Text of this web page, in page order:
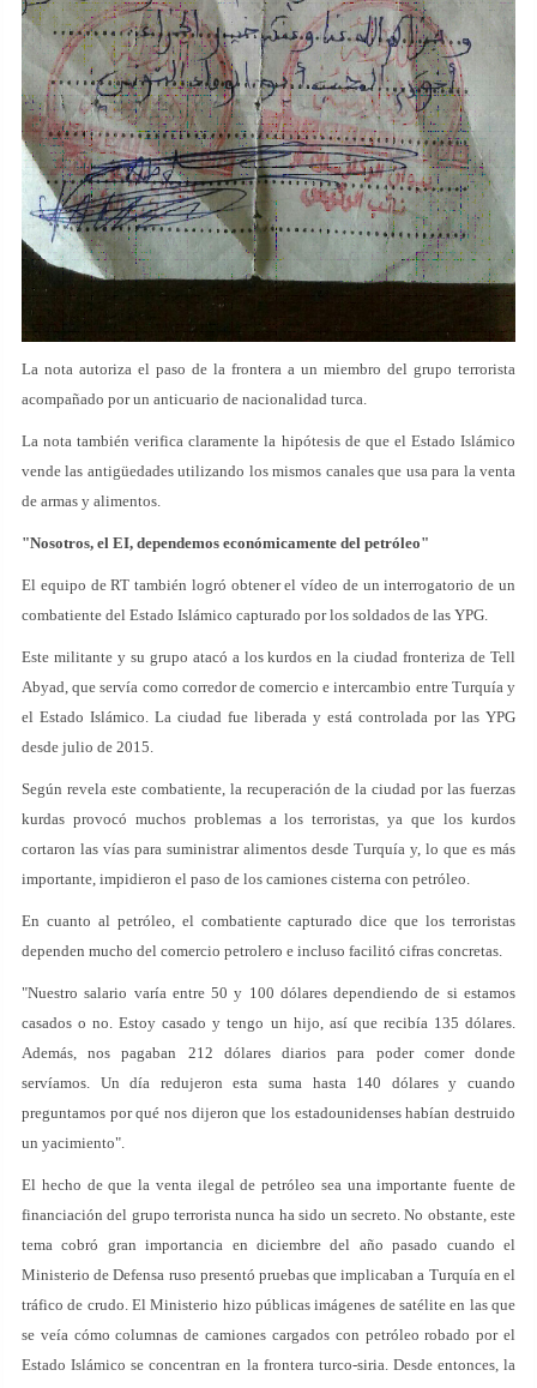
La nota autoriza el paso de la frontera a un miembro del grupo terrorista
acompañado por un anticuario de nacionalidad turca.
La nota también verifica claramente la hipótesis de que el Estado Islámico
vende las antigüedades utilizando los mismos canales que usa para la venta
de armas y alimentos.
"Nosotros, el EI, dependemos económicamente del petróleo"
El equipo de RT también logró obtener el vídeo de un interrogatorio de un
combatiente del Estado Islámico capturado por los soldados de las YPG.
Este militante y su grupo atacó a los kurdos en la ciudad fronteriza de Tell
Abyad, que servía como corredor de comercio e intercambio entre Turquía y
el Estado Islámico. La ciudad fue liberada y está controlada por las YPG
desde julio de 2015.
Según revela este combatiente, la recuperación de la ciudad por las fuerzas
kurdas provocó muchos problemas a los terroristas, ya que los kurdos
cortaron las vías para suministrar alimentos desde Turquía y, lo que es más
importante, impidieron el paso de los camiones cisterna con petróleo.
En cuanto al petróleo, el combatiente capturado dice que los terroristas
dependen mucho del comercio petrolero e incluso facilitó cifras concretas.
"Nuestro salario varía entre 50 y 100 dólares dependiendo de si estamos
casados o no. Estoy casado y tengo un hijo, así que recibía 135 dólares.
Además, nos pagaban 212 dólares diarios para poder comer donde
servíamos. Un día redujeron esta suma hasta 140 dólares y cuando
preguntamos por qué nos dijeron que los estadounidenses habían destruido
un yacimiento".
El hecho de que la venta ilegal de petróleo sea una importante fuente de
financiación del grupo terrorista nunca ha sido un secreto. No obstante, este
tema cobró gran importancia en diciembre del año pasado cuando el
Ministerio de Defensa ruso presentó pruebas que implicaban a Turquía en el
tráfico de crudo. El Ministerio hizo públicas imágenes de satélite en las que
se veía cómo columnas de camiones cargados con petróleo robado por el
Estado Islámico se concentran en la frontera turco-siria. Desde entonces, la